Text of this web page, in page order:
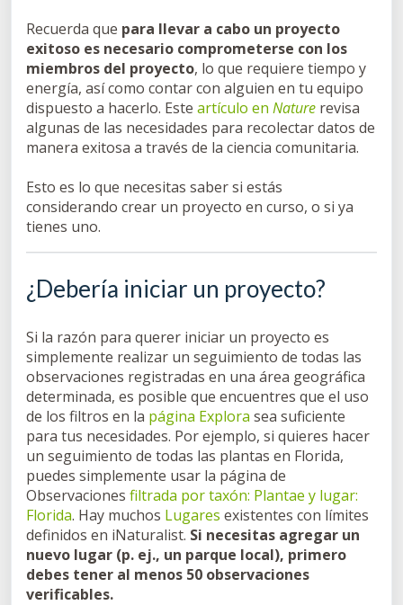
Recuerda que para llevar a cabo un proyecto
exitoso es necesario comprometerse con los
miembros del proyecto, lo que requiere tiempo y
energía, así como contar con alguien en tu equipo
dispuesto a hacerlo. Este artículo en Nature revisa
algunas de las necesidades para recolectar datos de
manera exitosa a través de la ciencia comunitaria.
Esto es lo que necesitas saber si estás
considerando crear un proyecto en curso, o si ya
tienes uno.
¿Debería iniciar un proyecto?
Si la razón para querer iniciar un proyecto es
simplemente realizar un seguimiento de todas las
observaciones registradas en una área geográfica
determinada, es posible que encuentres que el uso
de los filtros en la página Explora sea suficiente
para tus necesidades. Por ejemplo, si quieres hacer
un seguimiento de todas las plantas en Florida,
puedes simplemente usar la página de
Observaciones filtrada por taxón: Plantae y lugar:
Florida. Hay muchos Lugares existentes con límites
definidos en iNaturalist. Si necesitas agregar un
nuevo lugar (p. ej., un parque local), primero
debes tener al menos 50 observaciones
verificables.